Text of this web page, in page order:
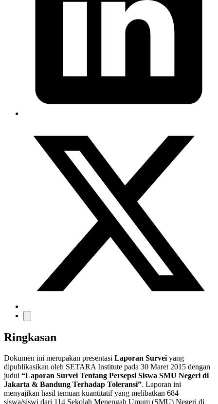
Ringkasan
Dokumen ini merupakan presentasi Laporan Survei yang
dipublikasikan oleh SETARA Institute pada 30 Maret 2015 dengan
judul “Laporan Survei Tentang Persepsi Siswa SMU Negeri di
Jakarta & Bandung Terhadap Toleransi”. Laporan ini
menyajikan hasil temuan kuantitatif yang melibatkan 684
siswa/siswi dari 114 Sekolah Menengah Umum (SMU) Negeri di